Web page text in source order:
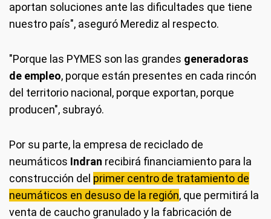
aportan soluciones ante las dificultades que tiene
nuestro país", aseguró Merediz al respecto.
"Porque las PYMES son las grandes generadoras
de empleo, porque están presentes en cada rincón
del territorio nacional, porque exportan, porque
producen", subrayó.
Por su parte, la empresa de reciclado de
neumáticos Indran recibirá financiamiento para la
construcción del primer centro de tratamiento de
neumáticos en desuso de la región, que permitirá la
venta de caucho granulado y la fabricación de